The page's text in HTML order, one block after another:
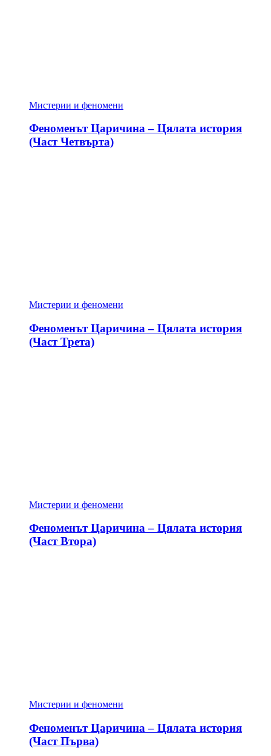
Мистерии и феномени
Феноменът Царичина – Цялата история
(Част Четвърта)
Мистерии и феномени
Феноменът Царичина – Цялата история
(Част Трета)
Мистерии и феномени
Феноменът Царичина – Цялата история
(Част Втора)
Мистерии и феномени
Феноменът Царичина – Цялата история
(Част Първа)